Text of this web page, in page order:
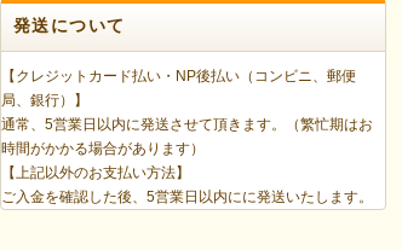
発送について
【クレジットカード払い・NP後払い（コンビニ、郵便
局、銀行）】
通常、5営業日以内に発送させて頂きます。（繁忙期はお
時間がかかる場合があります）
【上記以外のお支払い方法】
ご入金を確認した後、5営業日以内にに発送いたします。